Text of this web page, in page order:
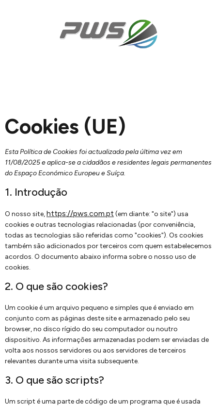
Cookies (UE)
Esta Política de Cookies foi actualizada pela última vez em
11/08/2025 e aplica-se a cidadãos e residentes legais permanentes
do Espaço Económico Europeu e Suíça.
1. Introdução
O nosso site,https://pws.com.pt (em diante: "o site") usa
cookies e outras tecnologias relacionadas (por conveniência,
todas as tecnologias são referidas como "cookies"). Os cookies
também são adicionados por terceiros com quem estabelecemos
acordos. O documento abaixo informa sobre o nosso uso de
cookies.
2. O que são cookies?
Um cookie é um arquivo pequeno e simples que é enviado em
conjunto com as páginas deste site e armazenado pelo seu
browser, no disco rígido do seu computador ou noutro
dispositivo. As informações armazenadas podem ser enviadas de
volta aos nossos servidores ou aos servidores de terceiros
relevantes durante uma visita subsequente.
3. O que são scripts?
Um script é uma parte de código de um programa que é usada